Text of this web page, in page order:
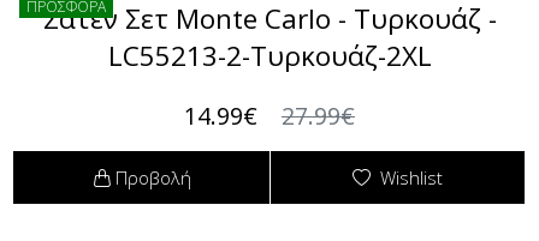
ΠΡΟΣΦΟΡΑ
Σατέν Σετ Monte Carlo - Τυρκουάζ -
LC55213-2-Τυρκουάζ-2XL
14.99€ 27.99€
Προβολή Wishlist